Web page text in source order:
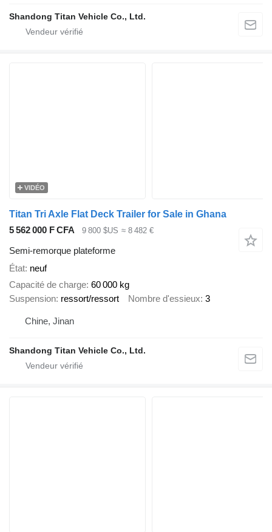
Shandong Titan Vehicle Co., Ltd.
VIDÉO
Titan Tri Axle Flat Deck Trailer for Sale in Ghana
5 562 000 F CFA
9 800 $US ≈ 8 482 €
Semi-remorque plateforme
État neuf
Capacité de charge 60 000 kg
Suspension ressort/ressort Nombre d'essieux 3
Chine, Jinan
Shandong Titan Vehicle Co., Ltd.